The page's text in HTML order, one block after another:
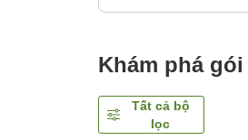
Khám phá
Tất cả bộ
lọc